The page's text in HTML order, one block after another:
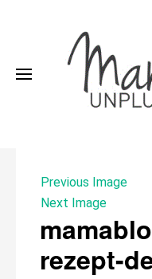
Previous Image
Next Image
rezept-